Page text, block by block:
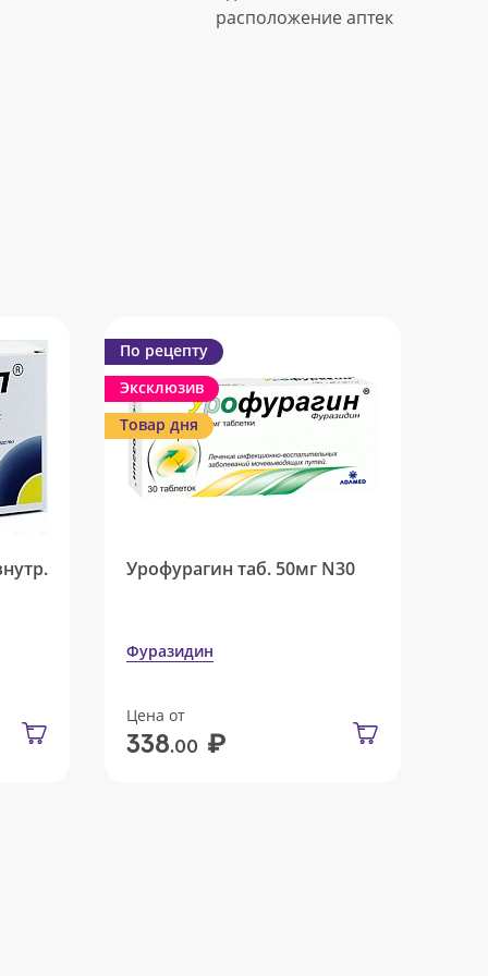
расположение аптек
По рецепту
Эксклюзив
Товар дня
Урофурагин таб. 50мг N30
Фуразидин
Цена от
338.00 ₽